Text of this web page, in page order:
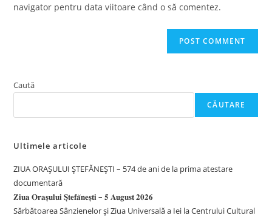
navigator pentru data viitoare când o să comentez.
Caută
CĂUTARE
Ultimele articole
ZIUA ORAȘULUI ȘTEFĂNEȘTI – 574 de ani de la prima atestare
documentară
𝐙𝐢𝐮𝐚 𝐎𝐫𝐚𝐬̦𝐮𝐥𝐮𝐢 𝐒̦𝐭𝐞𝐟𝐚̆𝐧𝐞𝐬̦𝐭𝐢 – 𝟓 𝐀𝐮𝐠𝐮𝐬𝐭 𝟐𝟎𝟐𝟔
Sărbătoarea Sânzienelor și Ziua Universală a Iei la Centrului Cultural